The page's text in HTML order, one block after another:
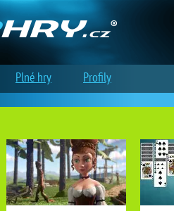
Plné hry Profily